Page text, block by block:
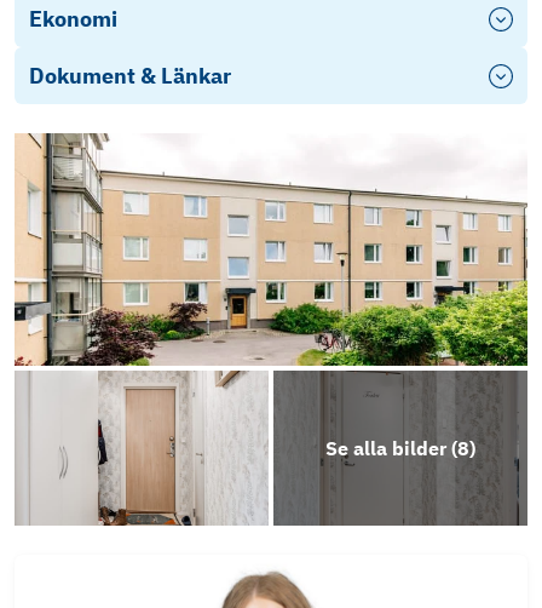
Ekonomi
Dokument & Länkar
Objektsbeskrivning
Se alla bilder (8)